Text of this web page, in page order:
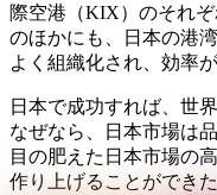
際空港（KIX）のそれ
のほかにも、日本の港
よく組織化され、効率
日本で成功すれば、世
なぜなら、日本市場は
目の肥えた日本市場の
作り上げることができ